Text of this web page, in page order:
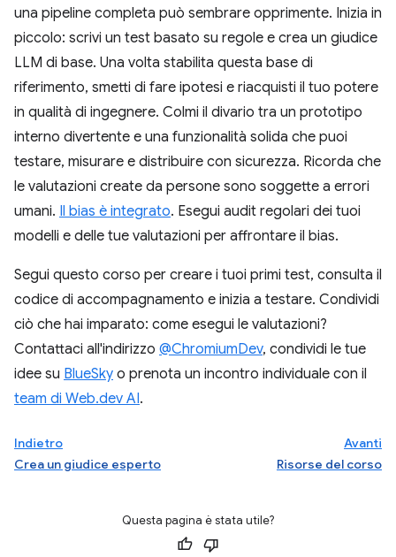
una pipeline completa può sembrare opprimente. Inizia in
piccolo: scrivi un test basato su regole e crea un giudice
LLM di base. Una volta stabilita questa base di
riferimento, smetti di fare ipotesi e riacquisti il tuo potere
in qualità di ingegnere. Colmi il divario tra un prototipo
interno divertente e una funzionalità solida che puoi
testare, misurare e distribuire con sicurezza. Ricorda che
le valutazioni create da persone sono soggette a errori
umani. Il bias è integrato. Esegui audit regolari dei tuoi
modelli e delle tue valutazioni per affrontare il bias.
Segui questo corso per creare i tuoi primi test, consulta il
codice di accompagnamento e inizia a testare. Condividi
ciò che hai imparato: come esegui le valutazioni?
Contattaci all'indirizzo @ChromiumDev, condividi le tue
idee su BlueSky o prenota un incontro individuale con il
team di Web.dev AI.
Indietro
Crea un giudice esperto
Avanti
Risorse del corso
Questa pagina è stata utile?